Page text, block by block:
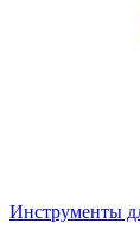
Инструменты